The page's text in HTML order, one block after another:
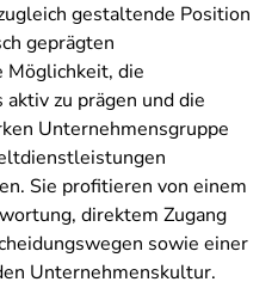
gestaltende Position
geprägten
Möglichkeit, die
zu prägen und die
Unternehmensgruppe
Sie profitieren von einem
direktem Zugang
sowie einer
Unternehmenskultur.